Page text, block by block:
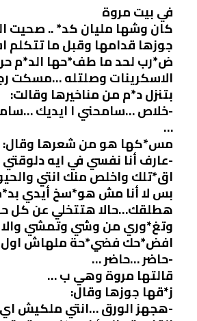
في بيت مروة
كان وشها مليان كد* .. صحيت
جوزها قدامها وقبل ما تتكلم
ض*رب لحد ما طف*حها الد*م
الاسكرينات وصلتله …مسكت
بتنزل د*م من مناخيرها وقالت:
-خلاص …سامحني ا ايديك
…
مس*كها هو من شعرها وقال:
-عارف أنا نفسي في ايه
اق*تلك واخلص منك انتي
بس لا أنا مش هو*سخ أيدي
هطلقك…حالا هتتخلي عن كل
وتغ*وري من وشي وتمشي والا
افض*حك فضي*حة ملهاش اول
-حاضر …حاضر …
قالتها مروة وهي ب …
ز*قها جوزها وقال:
-هجهز الورق …انتي ملكيش